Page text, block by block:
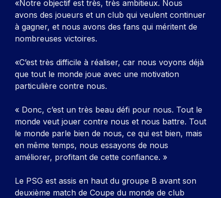
«Notre objectif est très, très ambitieux. Nous
avons des joueurs et un club qui veulent continuer
à gagner, et nous avons des fans qui méritent de
nombreuses victoires.
«C’est très difficile à réaliser, car nous voyons déjà
que tout le monde joue avec une motivation
particulière contre nous.
« Donc, c’est un très beau défi pour nous. Tout le
monde veut jouer contre nous et nous battre. Tout
le monde parle bien de nous, ce qui est bien, mais
en même temps, nous essayons de nous
améliorer, profitant de cette confiance. »
Le PSG est assis en haut du groupe B avant son
deuxième match de Coupe du monde de club